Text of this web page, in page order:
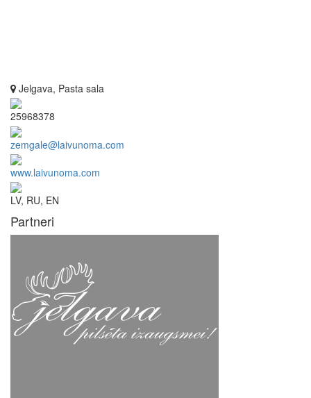
Jelgava, Pasta sala
25968378
zemgale@laivunoma.com
www.laivunoma.com
LV, RU, EN
Partneri